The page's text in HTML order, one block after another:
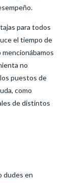
para todos
el tiempo de
no
puestos de
como
de distintos
dudes en